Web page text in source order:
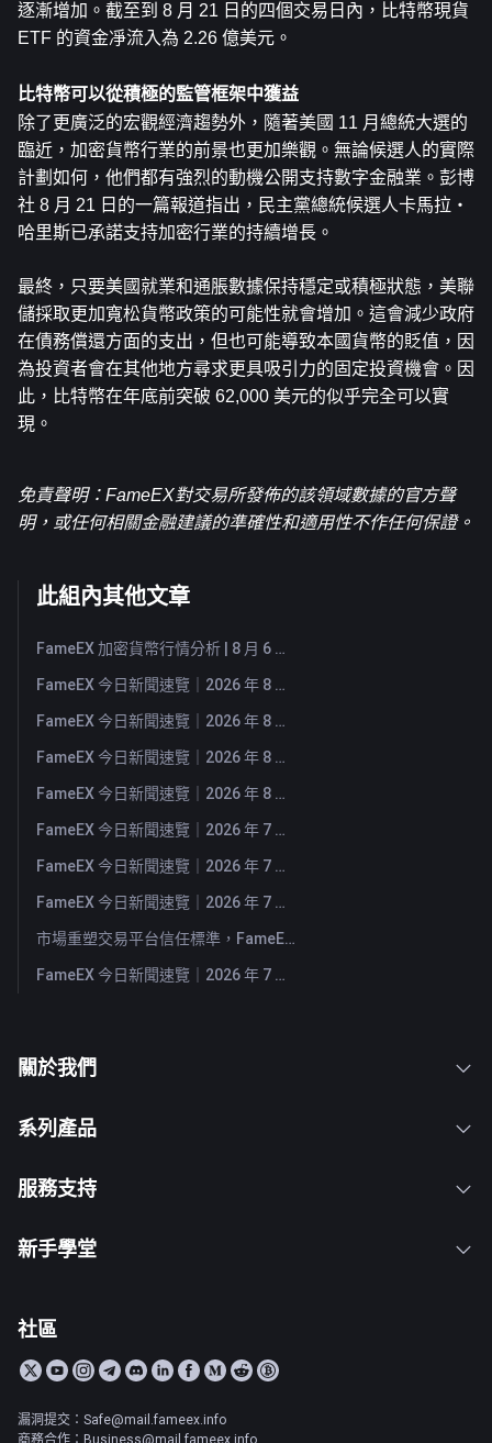
逐漸增加。截至到 8 月 21 日的四個交易日內，比特幣現貨
ETF 的資金凈流入為 2.26 億美元。
比特幣可以從積極的監管框架中獲益
除了更廣泛的宏觀經濟趨勢外，隨著美國 11 月總統大選的
臨近，加密貨幣行業的前景也更加樂觀。無論候選人的實際
計劃如何，他們都有強烈的動機公開支持數字金融業。彭博
社 8 月 21 日的一篇報道指出，民主黨總統候選人卡馬拉・
哈里斯已承諾支持加密行業的持續增長。
最終，只要美國就業和通脹數據保持穩定或積極狀態，美聯
儲採取更加寬松貨幣政策的可能性就會增加。這會減少政府
在債務償還方面的支出，但也可能導致本國貨幣的貶值，因
為投資者會在其他地方尋求更具吸引力的固定投資機會。因
此，比特幣在年底前突破 62,000 美元的似乎完全可以實
現。
免責聲明：FameEX對交易所發佈的該領域數據的官方聲
明，或任何相關金融建議的準確性和適用性不作任何保證。
此組內其他文章
FameEX 加密貨幣行情分析 | 8 月 6 日, 2026
FameEX 今日新聞速覽｜2026 年 8 月 6 日
FameEX 今日新聞速覽｜2026 年 8 月 5 日
FameEX 今日新聞速覽｜2026 年 8 月 4 日
FameEX 今日新聞速覽｜2026 年 8 月 3 日
FameEX 今日新聞速覽｜2026 年 7 月 31 日
FameEX 今日新聞速覽｜2026 年 7 月 30 日
FameEX 今日新聞速覽｜2026 年 7 月 29 日
市場重塑交易平台信任標準，FameEX 以八年穩健營運持續服務全球用戶
FameEX 今日新聞速覽｜2026 年 7 月 28 日
關於我們
系列產品
服務支持
新手學堂
社區
漏洞提交：Safe@mail.fameex.info
商務合作：Business@mail.fameex.info